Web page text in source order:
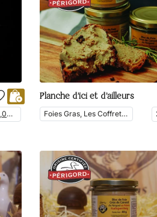
Planche d’ici et d’ailleurs
Foies Gras, Les Coffrets, Épicerie fine, Bloc de foie gras, En Vedette